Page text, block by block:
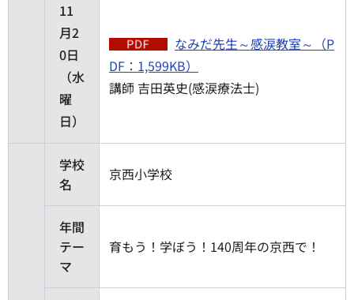
11
月2
0日
（水
曜
日）
なみだ先生～感涙教室～（P
DF：1,599KB）
講師 吉田英史(感涙療法士)
学校
名
京西小学校
年間
テー
マ
育もう！学ぼう！140周年の京西で！